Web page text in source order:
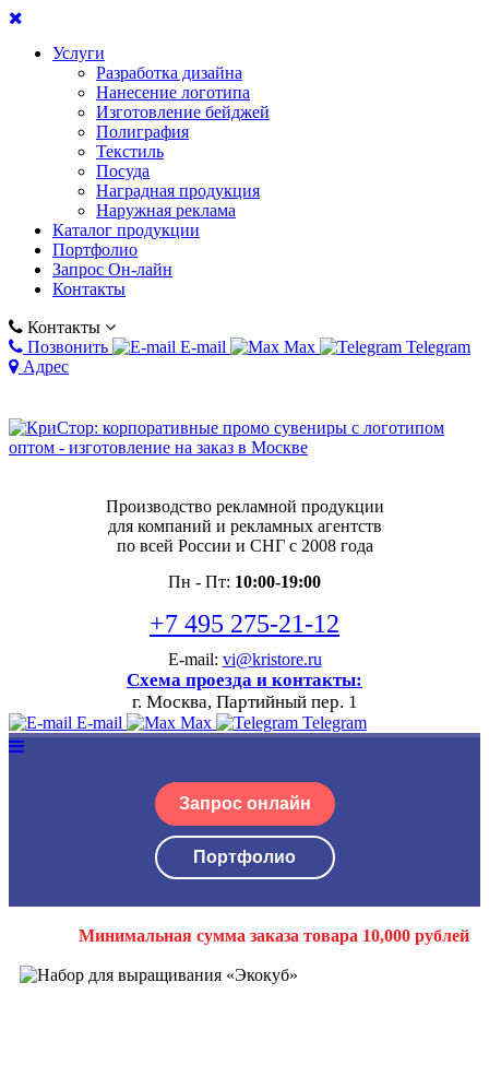
Услуги
Разработка дизайна
Нанесение логотипа
Изготовление бейджей
Полиграфия
Текстиль
Посуда
Наградная продукция
Наружная реклама
Каталог продукции
Портфолио
Запрос Он-лайн
Контакты
Контакты
Позвонить
E-mail Max
Telegram
Адрес
Производство рекламной продукции
для компаний и рекламных агентств
по всей России и СНГ с 2008 года
Пн - Пт: 10:00-19:00
+7 495 275-21-12
E-mail: vi@kristore.ru
Схема проезда и контакты:
г. Москва, Партийный пер. 1
E-mail Max Telegram
Запрос онлайн
Портфолио
Минимальная сумма заказа товара 10,000 рублей